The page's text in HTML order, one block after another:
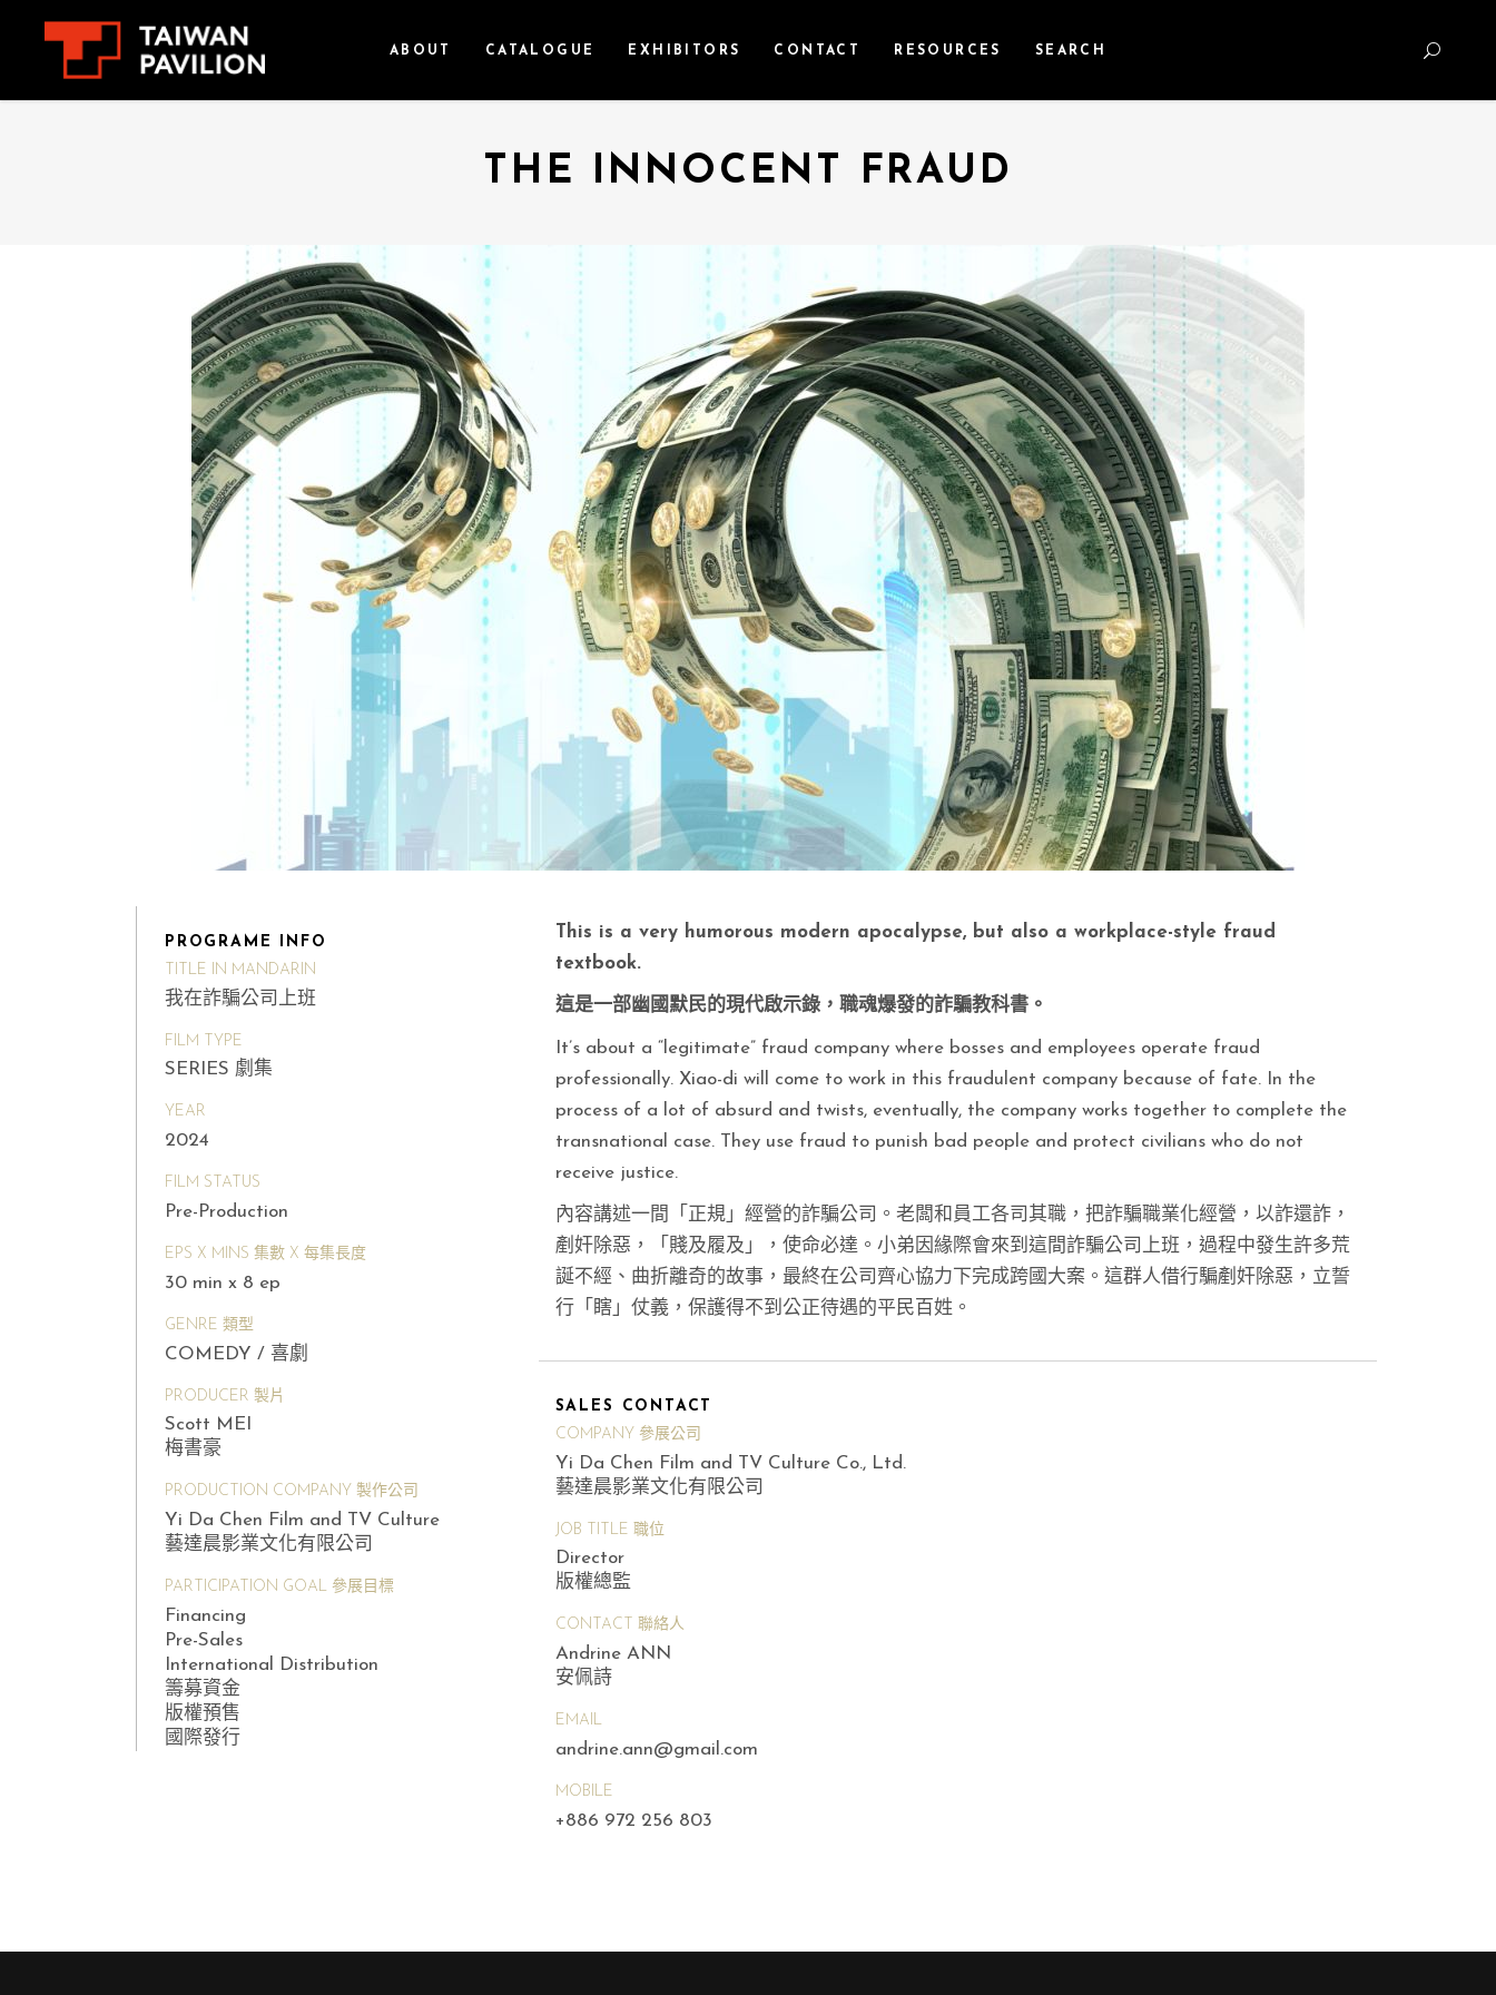
ABOUT CATALOGUE EXHIBITORS CONTACT RESOURCES SEARCH
THE INNOCENT FRAUD
PROGRAME INFO
TITLE IN MANDARIN
我在詐騙公司上班
FILM TYPE
SERIES 劇集
YEAR
2024
FILM STATUS
Pre-Production
EPS X MINS 集數 X 每集長度
30 min x 8 ep
GENRE 類型
COMEDY / 喜劇
PRODUCER 製片
Scott MEI
梅書豪
PRODUCTION COMPANY 製作公司
Yi Da Chen Film and TV Culture
藝達晨影業文化有限公司
PARTICIPATION GOAL 參展目標
Financing
Pre-Sales
International Distribution
籌募資金
版權預售
國際發行
This is a very humorous modern apocalypse, but also a workplace-style fraud
textbook.
這是一部幽國默民的現代啟示錄，職魂爆發的詐騙教科書。
It’s about a “legitimate” fraud company where bosses and employees operate fraud
professionally. Xiao-di will come to work in this fraudulent company because of fate. In the
process of a lot of absurd and twists, eventually, the company works together to complete the
transnational case. They use fraud to punish bad people and protect civilians who do not
receive justice.
內容講述一間「正規」經營的詐騙公司。老闆和員工各司其職，把詐騙職業化經營，以詐還詐，
剷奸除惡，「賤及履及」，使命必達。小弟因緣際會來到這間詐騙公司上班，過程中發生許多荒
誕不經、曲折離奇的故事，最終在公司齊心協力下完成跨國大案。這群人借行騙剷奸除惡，立誓
行「瞎」仗義，保護得不到公正待遇的平民百姓。
SALES CONTACT
COMPANY 參展公司
Yi Da Chen Film and TV Culture Co., Ltd.
藝達晨影業文化有限公司
JOB TITLE 職位
Director
版權總監
CONTACT 聯絡人
Andrine ANN
安佩詩
EMAIL
andrine.ann@gmail.com
MOBILE
+886 972 256 803